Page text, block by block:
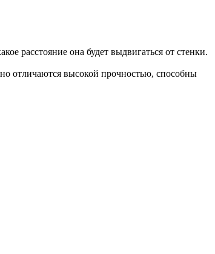
расстояние она будет выдвигаться от стенки.
отличаются высокой прочностью, способны